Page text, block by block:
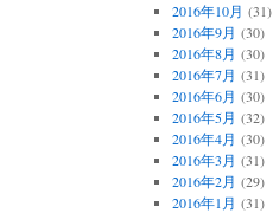
2016年10月 (31)
2016年9月 (30)
2016年8月 (30)
2016年7月 (31)
2016年6月 (30)
2016年5月 (32)
2016年4月 (30)
2016年3月 (31)
2016年2月 (29)
2016年1月 (31)